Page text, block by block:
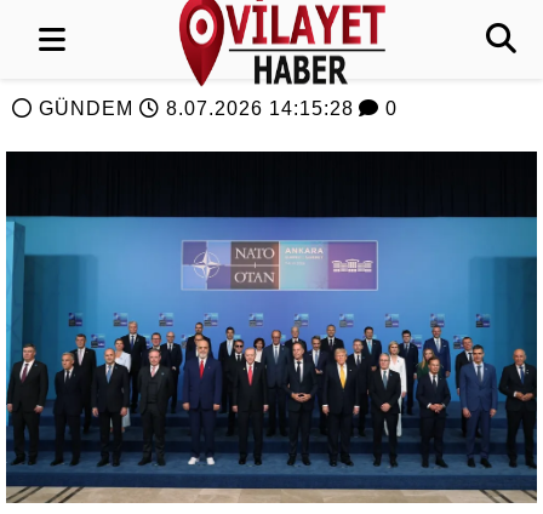
GÜNDEM 8.07.2026 14:15:28 0